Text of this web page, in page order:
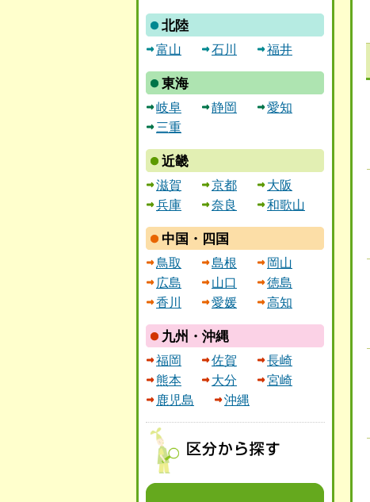
北陸
富山
石川 福井
東海
岐阜
静岡
愛知
三重
近畿
滋賀
京都
大阪
兵庫
奈良 和歌山
中国・四国
鳥取
島根
岡山
広島
山口
徳島
香川
愛媛 高知
九州・沖縄
福岡
佐賀
長崎
熊本
大分
宮崎
鹿児島
沖縄
区分から探す